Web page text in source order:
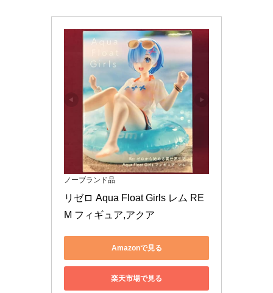
ノーブランド品
リゼロ Aqua Float Girls レム RE
M フィギュア,アクア
Amazonで見る
楽天市場で見る